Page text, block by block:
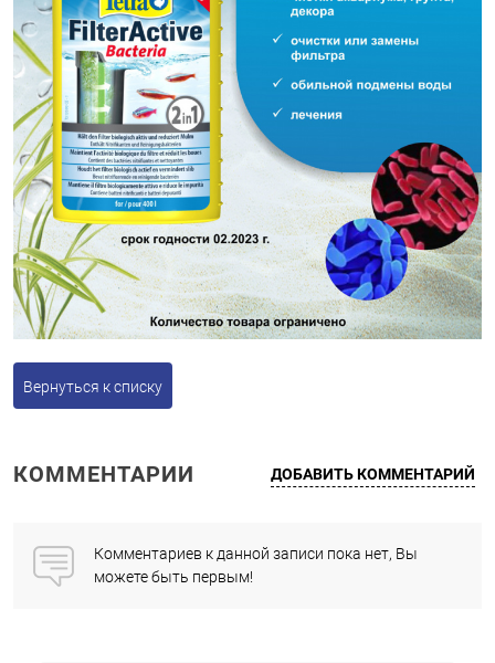
Вернуться к списку
КОММЕНТАРИИ ДОБАВИТЬ КОММЕНТАРИЙ
Комментариев к данной записи пока нет, Вы
можете быть первым!